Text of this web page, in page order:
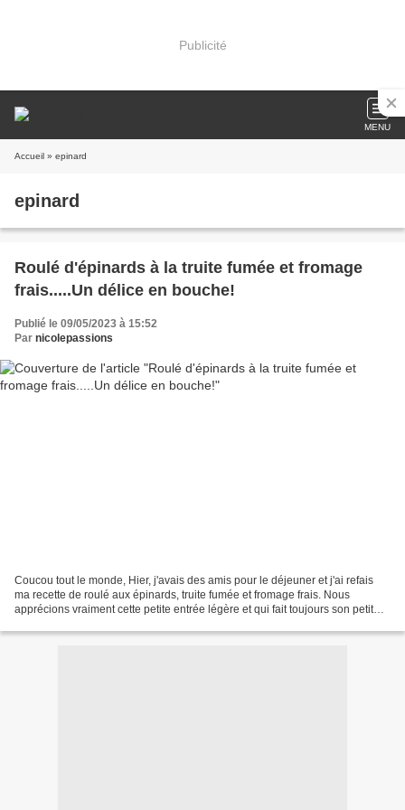
Publicité
MENU
Accueil » epinard
epinard
Roulé d'épinards à la truite fumée et fromage
frais.....Un délice en bouche!
Publié le 09/05/2023 à 15:52
Par nicolepassions
Coucou tout le monde, Hier, j'avais des amis pour le déjeuner et j'ai refais
ma recette de roulé aux épinards, truite fumée et fromage frais. Nous
apprécions vraiment cette petite entrée légère et qui fait toujours son petit